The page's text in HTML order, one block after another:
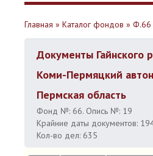
Главная » Каталог фондов » Ф.66
Документы Гайнского
Коми-Пермяцкий
Пермская область
Фонд №: 66. Опись №: 19
Крайние даты документов:
Кол-во дел: 635